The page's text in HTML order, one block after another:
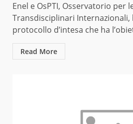
Enel e OsPTI, Osservatorio per
Transdisciplinari
protocollo d’intesa che ha
Read More